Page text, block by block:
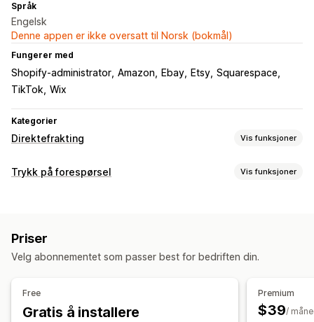
Språk
Engelsk
Denne appen er ikke oversatt til Norsk (bokmål)
Fungerer med
Shopify-administrator Amazon Ebay Etsy Squarespace
TikTok Wix
Kategorier
Direktefrakting Vis funksjoner
Produkter du kan selge
Innkjøpssteder
Tyskland
Trykk på forespørsel Vis funksjoner
Kjæledyrprodukter
Økologisk
Priser
Velg abonnementet som passer best for bedriften din.
Free
Gratis å installere
Premium
$39/